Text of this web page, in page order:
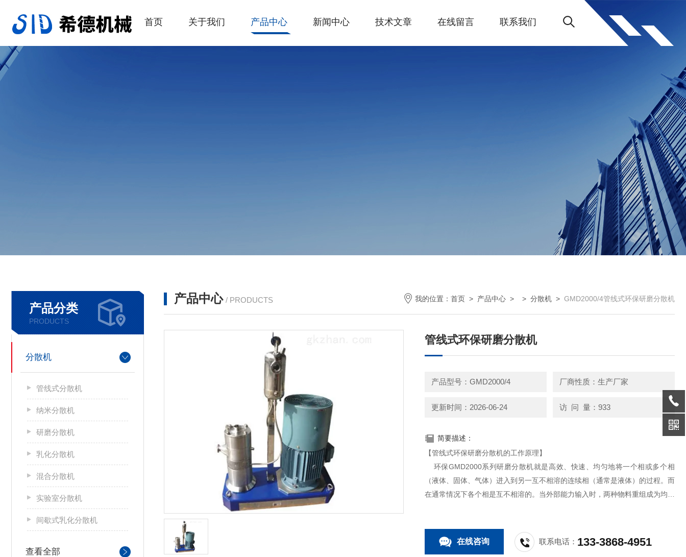
首页 关于我们 产品中心 新闻中心 技术文章 在线留言 联系我们
产品分类
PRODUCTS
分散机
管线式分散机
纳米分散机
研磨分散机
乳化分散机
混合分散机
实验室分散机
间歇式乳化分散机
查看全部
产品中心 / PRODUCTS 我的位置： 首页 > 产品中心 > > 分散机 > GMD2000/4管线式环保研磨分散机
管线式环保研磨分散机
产品型号：GMD2000/4 厂商性质：生产厂家
更新时间：2026-06-24 访 问 量：933
简要描述：
【管线式环保研磨分散机的工作原理】
环保GMD2000系列研磨分散机就是高效、快速、均匀地将一个相或多个相
（液体、固体、气体）进入到另一互不相溶的连续相（通常是液体）的过程。而
在通常情况下各个相是互不相溶的。当外部能力输入时，两种物料重组成为均一
在线咨询 联系电话： 133-3868-4951